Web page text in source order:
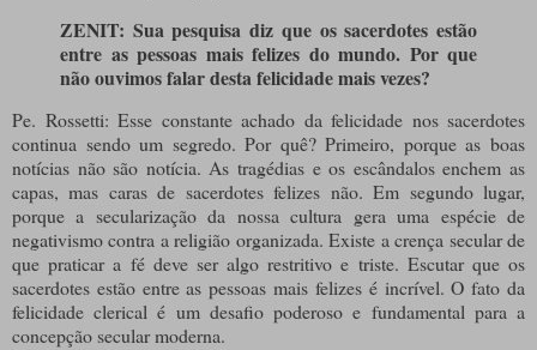
ZENIT: Sua pesquisa diz que os sacerdotes estão
entre as pessoas mais felizes do mundo. Por que
não ouvimos falar desta felicidade mais vezes?
Pe. Rossetti: Esse constante achado da felicidade nos sacerdotes
continua sendo um segredo. Por quê? Primeiro, porque as boas
notícias não são notícia. As tragédias e os escândalos enchem as
capas, mas caras de sacerdotes felizes não. Em segundo lugar,
porque a secularização da nossa cultura gera uma espécie de
negativismo contra a religião organizada. Existe a crença secular de
que praticar a fé deve ser algo restritivo e triste. Escutar que os
sacerdotes estão entre as pessoas mais felizes é incrível. O fato da
felicidade clerical é um desafio poderoso e fundamental para a
concepção secular moderna.